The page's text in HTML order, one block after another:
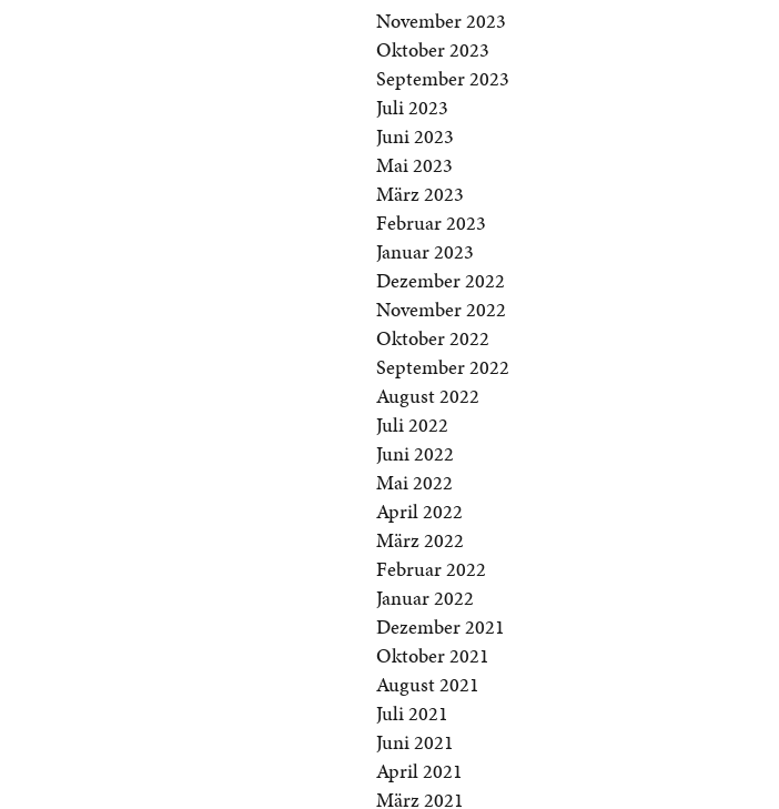
November 2023
Oktober 2023
September 2023
Juli 2023
Juni 2023
Mai 2023
März 2023
Februar 2023
Januar 2023
Dezember 2022
November 2022
Oktober 2022
September 2022
August 2022
Juli 2022
Juni 2022
Mai 2022
April 2022
März 2022
Februar 2022
Januar 2022
Dezember 2021
Oktober 2021
August 2021
Juli 2021
Juni 2021
April 2021
März 2021